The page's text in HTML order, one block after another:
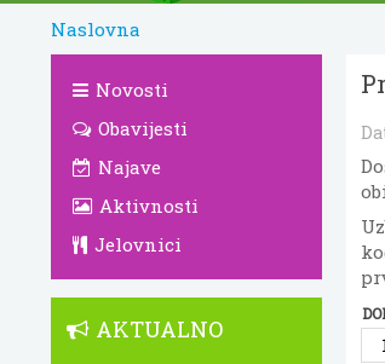
Naslovna
Novosti
Obavijesti
Najave
Aktivnosti
Jelovnici
AKTUALNO